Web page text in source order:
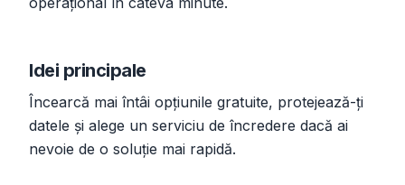
Idei principale
Încearcă mai întâi opțiunile gratuite, protejează-ți
datele și alege un serviciu de încredere dacă ai
nevoie de o soluție mai rapidă.